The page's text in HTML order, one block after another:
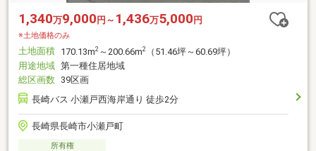
1,340万9,000 円～ 1,436万5,000 円
※土地価格のみ
土地面積 170.13m2 ～200.66m2
（51.46坪～60.69坪）
用途地域 第一種住居地域
総区画数 39区画
長崎バス 小瀬戸西海岸通り 徒歩2分
長崎県長崎市小瀬戸町
所有権